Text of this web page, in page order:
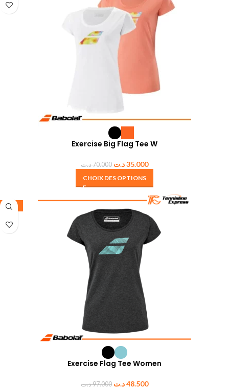
Exercise Big Flag Tee W
70.000د.ت 35.000د.ت
CHOIX DES OPTIONS
-50%
Exercise Flag Tee Women
97.000د.ت 48.500د.ت